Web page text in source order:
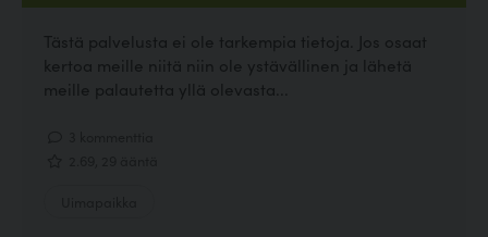
Tästä palvelusta ei ole tarkempia tietoja. Jos osaat
kertoa meille niitä niin ole ystävällinen ja lähetä
meille palautetta yllä olevasta...